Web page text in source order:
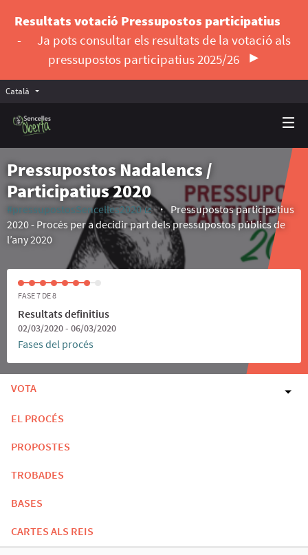
Resultats votació Pressupostos participatius
-
Ja pots consultar els resultats de la votació als
pressupostos participatius 2025/26
Català Triar la llengua
Pressupostos Nadalencs /
Participatius 2020
#pressupostosSencelles2020
(Enllaç extern)
Pressupostos participatius
2020 - Procés per a decidir part dels pressupostos públics de
l’any 2020
FASE 7 DE 8
Resultats definitius
02/03/2020 - 06/03/2020
Fases del procés
VOTA
EL PROCÉS
PROPOSTES
TROBADES
BASES
CARTES ALS REIS